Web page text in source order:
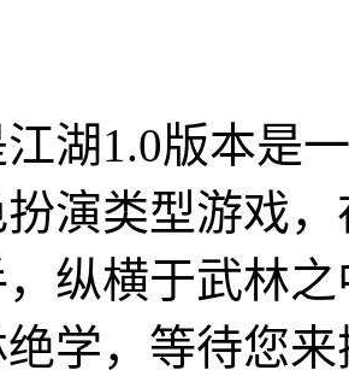
湖1.0版本是
演类型游戏
纵横于武林
学，等待您